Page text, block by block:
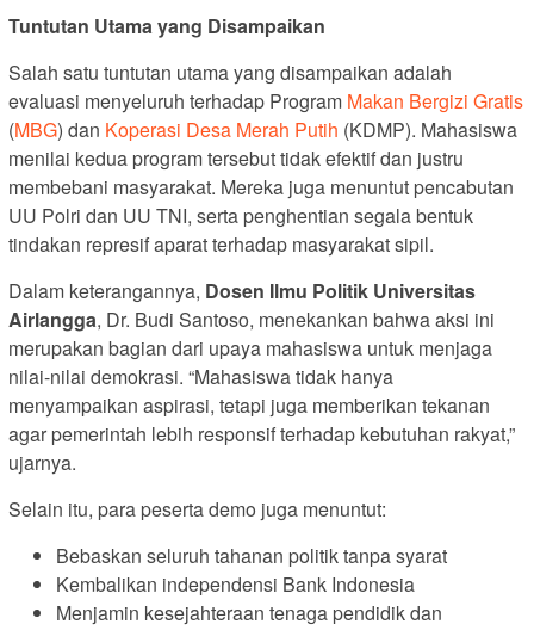
Tuntutan Utama yang Disampaikan
Salah satu tuntutan utama yang disampaikan adalah
evaluasi menyeluruh terhadap Program Makan Bergizi Gratis
(MBG) dan Koperasi Desa Merah Putih (KDMP). Mahasiswa
menilai kedua program tersebut tidak efektif dan justru
membebani masyarakat. Mereka juga menuntut pencabutan
UU Polri dan UU TNI, serta penghentian segala bentuk
tindakan represif aparat terhadap masyarakat sipil.
Dalam keterangannya, Dosen Ilmu Politik Universitas
Airlangga, Dr. Budi Santoso, menekankan bahwa aksi ini
merupakan bagian dari upaya mahasiswa untuk menjaga
nilai-nilai demokrasi. “Mahasiswa tidak hanya
menyampaikan aspirasi, tetapi juga memberikan tekanan
agar pemerintah lebih responsif terhadap kebutuhan rakyat,”
ujarnya.
Selain itu, para peserta demo juga menuntut:
Bebaskan seluruh tahanan politik tanpa syarat
Kembalikan independensi Bank Indonesia
Menjamin kesejahteraan tenaga pendidik dan